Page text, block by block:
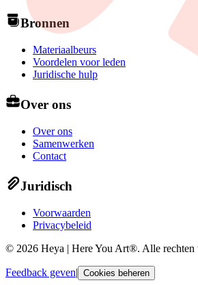
Bronnen
Materiaalbeurs
Voordelen voor leden
Juridische hulp
Over ons
Over ons
Samenwerken
Contact
Juridisch
Voorwaarden
Privacybeleid
© 2026 Heya | Here You Art®. Alle rechten
Feedback geven| Cookies beheren